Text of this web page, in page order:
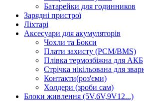
Батарейки для годинников
Зарядні пристрої
Ліхтарі
Аксесуари для акумуляторів
Чохли та Бокси
Плати захисту (PCM/BMS)
Плівка термозбіжна для АКБ
Стрічка нікільована для
Контакти(роз'єми)
Холдери (зроби сам)
Блоки живлення (5V,6V,9V12...)